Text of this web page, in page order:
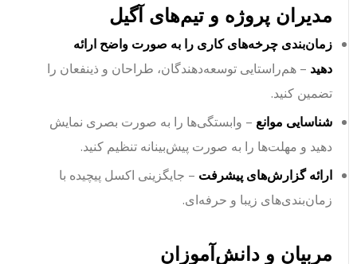
مدیران پروژه و تیم‌های آگیل
زمان‌بندی چرخه‌های کاری را به صورت واضح ارائه
دهید– هم‌راستایی توسعه‌دهندگان، طراحان و ذینفعان را
تضمین کنید.
شناسایی موانع– وابستگی‌ها را به صورت بصری نمایش
دهید و مهلت‌ها را به صورت پیش‌بینانه تنظیم کنید.
ارائه گزارش‌های پیشرفت– جایگزینی اکسل پیچیده با
زمان‌بندی‌های زیبا و حرفه‌ای.
مربیان و دانش‌آموزان